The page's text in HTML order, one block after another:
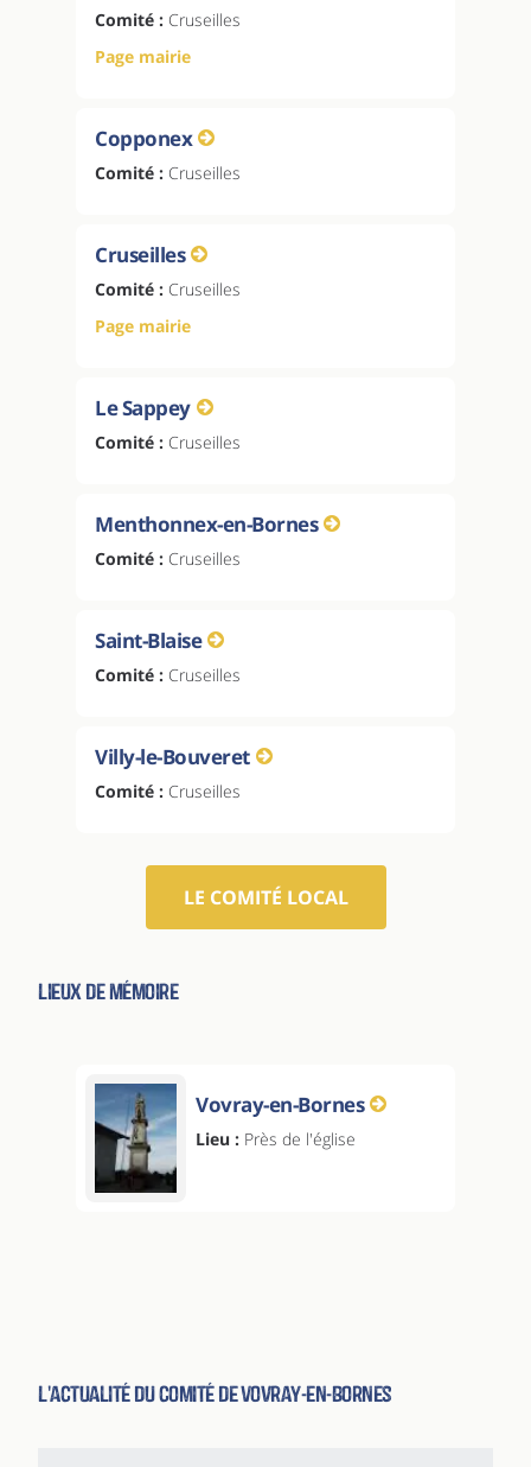
Comité : Cruseilles
Page mairie
Copponex
Comité : Cruseilles
Cruseilles
Comité : Cruseilles
Page mairie
Le Sappey
Comité : Cruseilles
Menthonnex-en-Bornes
Comité : Cruseilles
Saint-Blaise
Comité : Cruseilles
Villy-le-Bouveret
Comité : Cruseilles
LE COMITÉ LOCAL
Lieux de Mémoire
Vovray-en-Bornes
Lieu : Près de l'église
L'actualité du comité de Vovray-en-Bornes